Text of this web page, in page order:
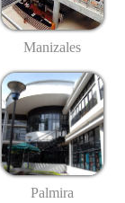
Manizales
Palmira